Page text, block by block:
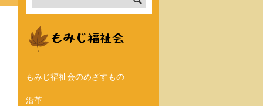
もみじ福祉会のめざすもの
沿革